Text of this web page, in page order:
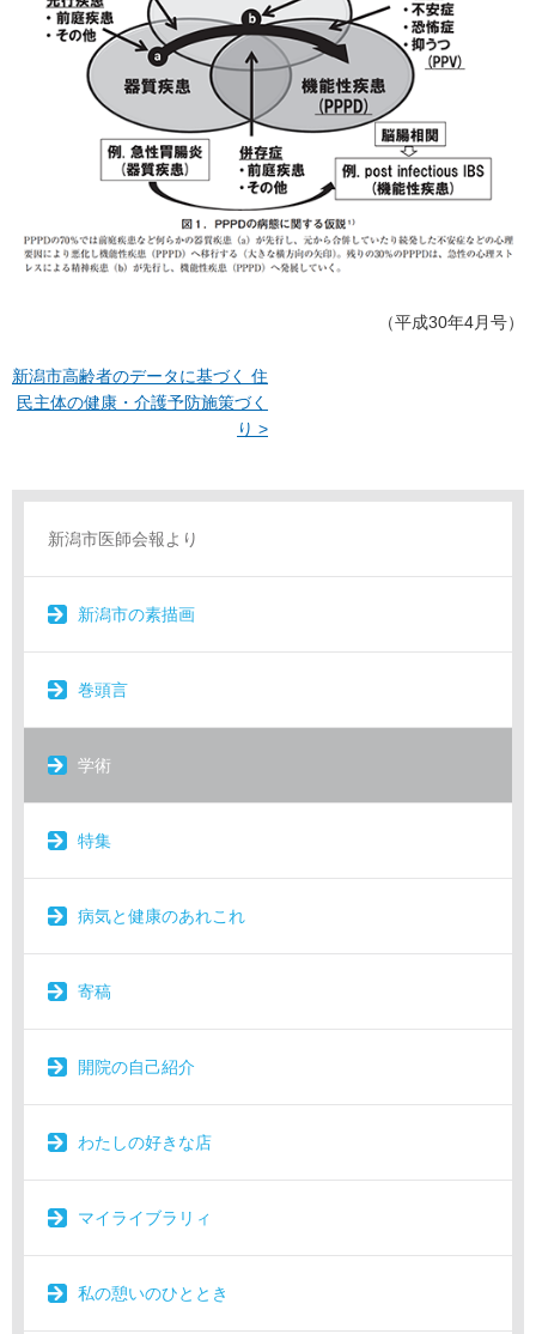
（平成30年4月号）
新潟市高齢者のデータに基づく 住
民主体の健康・介護予防施策づく
り >
新潟市医師会報より
新潟市の素描画
巻頭言
学術
特集
病気と健康のあれこれ
寄稿
開院の自己紹介
わたしの好きな店
マイライブラリィ
私の憩いのひととき